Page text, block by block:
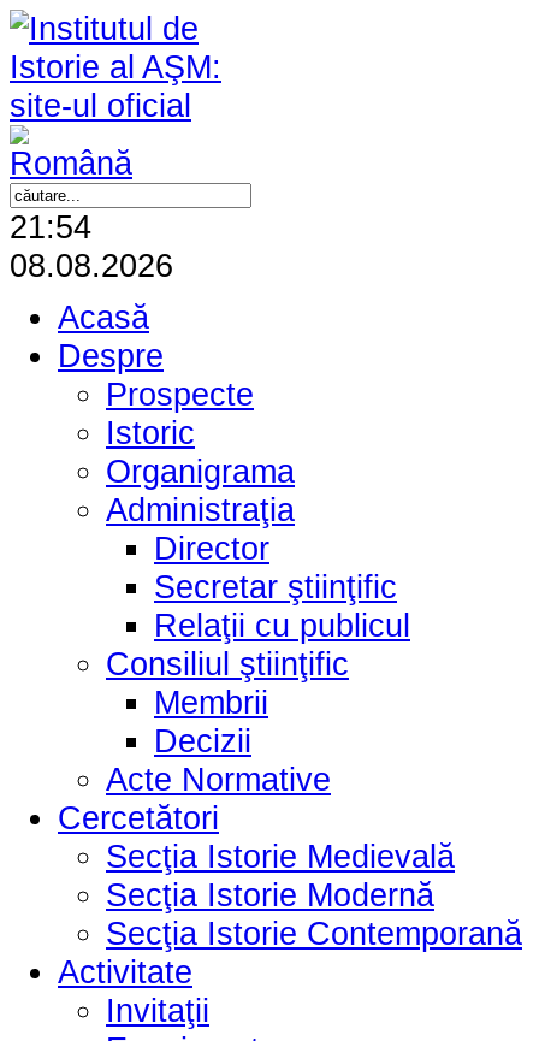
21:54
08.08.2026
Acasă
Despre
Prospecte
Istoric
Organigrama
Administraţia
Director
Secretar ştiinţific
Relaţii cu publicul
Consiliul ştiinţific
Membrii
Decizii
Acte Normative
Cercetători
Secţia Istorie Medievală
Secţia Istorie Modernă
Secţia Istorie Contemporană
Activitate
Invitaţii